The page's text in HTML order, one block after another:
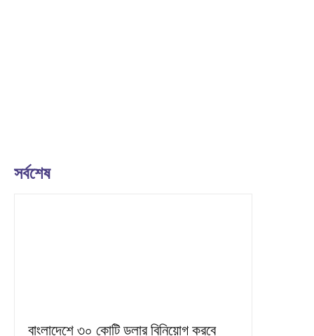
সর্বশেষ
বাংলাদেশে ৩০ কোটি ডলার বিনিয়োগ করবে